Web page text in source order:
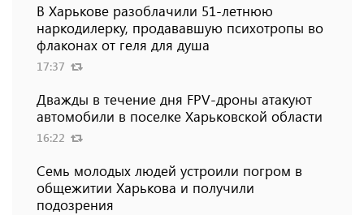
В Харькове разоблачили 51-летнюю
наркодилерку, продававшую психотропы во
флаконах от геля для душа
17:37
Дважды в течение дня FPV-дроны атакуют
автомобили в поселке Харьковской области
16:22
Семь молодых людей устроили погром в
общежитии Харькова и получили
подозрения